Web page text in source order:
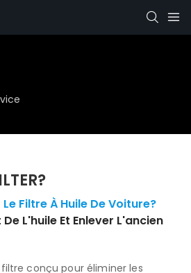
Filtre À Huile De Voiture?
L'huile Et Enlever L'ancien
conçu pour éliminer les